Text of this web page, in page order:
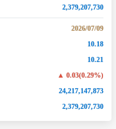
2,379,207,730
2026/07/09
10.18
10.21
0.03(0.29%)
24,217,147,873
2,379,207,730